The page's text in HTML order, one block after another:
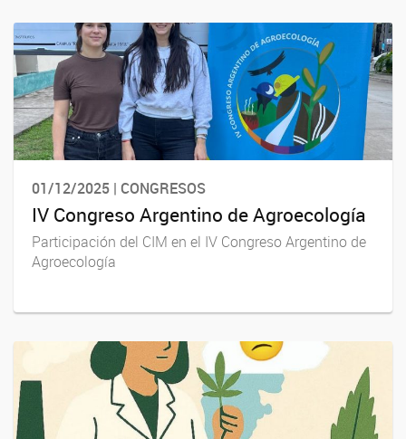
01/12/2025 | CONGRESOS
IV Congreso Argentino de Agroecología
Participación del CIM en el IV Congreso Argentino de
Agroecología